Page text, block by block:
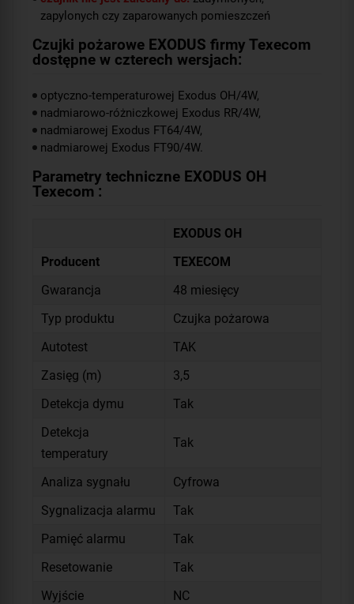
zapylonych czy zaparowanych pomieszczeń
Czujki pożarowe EXODUS firmy Texecom
dostępne w czterech wersjach:
optyczno-temperaturowej Exodus OH/4W,
nadmiarowo-różniczkowej Exodus RR/4W,
nadmiarowej Exodus FT64/4W,
nadmiarowej Exodus FT90/4W.
Parametry techniczne EXODUS OH
Texecom :
EXODUS OH
Producent
TEXECOM
Gwarancja
48 miesięcy
Typ produktu
Czujka pożarowa
Autotest
TAK
Zasięg (m)
3,5
Detekcja dymu
Tak
Detekcja
temperatury
Tak
Analiza sygnału
Cyfrowa
Sygnalizacja alarmu
Tak
Pamięć alarmu
Tak
Resetowanie
Tak
Wyjście
NC